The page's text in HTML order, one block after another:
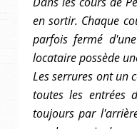
en sortir. Chaque
parfois fermé
locataire possède
Les serrures ont un
toutes les entrées
toujours par